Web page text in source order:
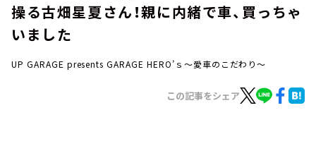
操る古畑星夏さん！親に内緒で車、買っちゃ
いました
UP GARAGE presents GARAGE HERO’ｓ～愛車のこだわり～
この記事をシェア